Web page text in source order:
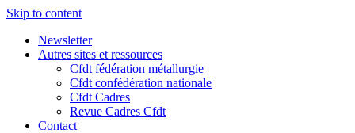
Skip to content
Newsletter
Autres sites et ressources
Cfdt fédération métallurgie
Cfdt confédération nationale
Cfdt Cadres
Revue Cadres Cfdt
Contact